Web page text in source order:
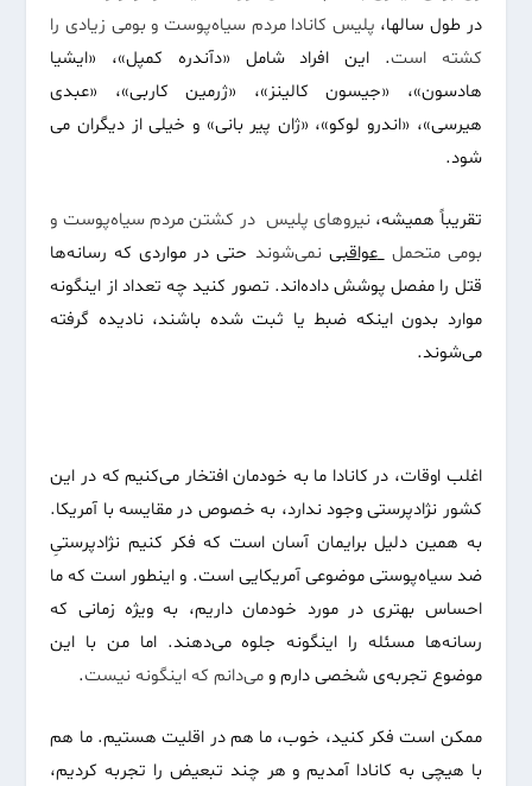
در طول سالها، پلیس کانادا مردم سیاهپوست و بومی زیادی را
کشته
است. این افراد شامل «دآندره کمپل»، «ایشیا
هادسون»، «جیسون کالینز»، «ژرمین کاربی»، «عبدی
هیرسی»، «اندرو لوکو»، «ژان پیر بانی» و خیلی از دیگران می
شود.
تقریباً همیشه، نیروهای پلیس در کشتن مردم سیاهپوست و
بومی متحمل عواقبی نمیشوند حتی در مواردی که رسانه‌ها
قتل را مفصل پوشش داده‌اند. تصور کنید چه تعداد از اینگونه
موارد بدون اینکه ضبط یا ثبت شده باشند، نادیده گرفته
می‌شوند.
اغلب اوقات، در کانادا ما به خودمان افتخار می‌کنیم که در این
کشور نژادپرستی وجود ندارد، به خصوص در مقایسه با آمریکا.
به همین دلیل برایمان آسان است که فکر کنیم نژادپرستیِ
ضد سیاه‌پوستی موضوعی آمریکایی است. و‌ اینطور است که ما
احساس بهتری در مورد خودمان داریم، به ویژه زمانی که
رسانه‌ها مسئله را اینگونه جلوه می‌دهند. اما من با این
موضوع تجربه‌ی شخصی دارم ومیدانم که اینگونه نیست.
ممکن است فکر کنید، خوب، ما هم در اقلیت هستیم. ما هم
با هیچی به کانادا آمدیم و هر چند تبعیض را تجربه کردیم،